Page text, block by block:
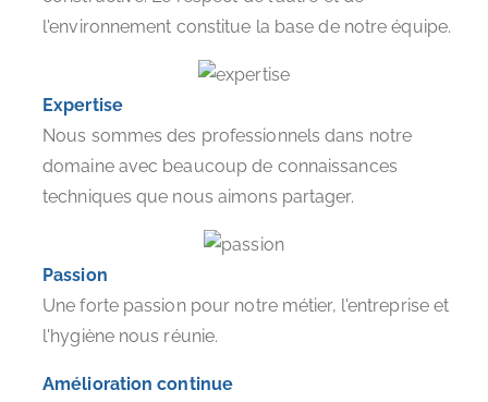
l'environnement constitue la base de notre équipe.
Expertise
Nous sommes des professionnels dans notre
domaine avec beaucoup de connaissances
techniques que nous aimons partager.
Passion
Une forte passion pour notre métier, l'entreprise et
l'hygiène nous réunie.
Amélioration continue